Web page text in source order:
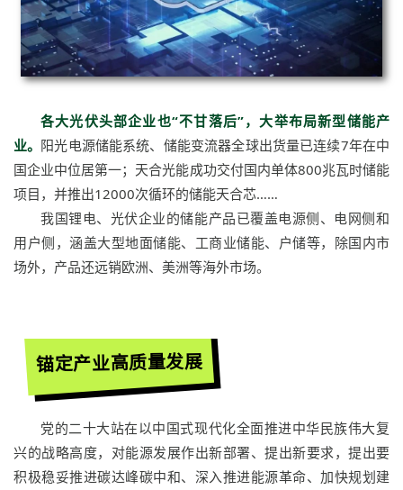
各大光伏头部企业也“不甘落后”，大举布局新型储能产
业。 阳光电源储能系统、储能变流器全球出货量已连续7年在中
国企业中位居第一；天合光能成功交付国内单体800兆瓦时储能
项目，并推出12000次循环的储能天合芯……
我国锂电、光伏企业的储能产品已覆盖电源侧、电网侧和
用户侧，涵盖大型地面储能、工商业储能、户储等，除国内市
场外，产品还远销欧洲、美洲等海外市场。
锚定产业高质量发展
党的二十大站在以中国式现代化全面推进中华民族伟大复
兴的战略高度，对能源发展作出新部署、提出新要求，提出要
积极稳妥推进碳达峰碳中和、深入推进能源革命、加快规划建